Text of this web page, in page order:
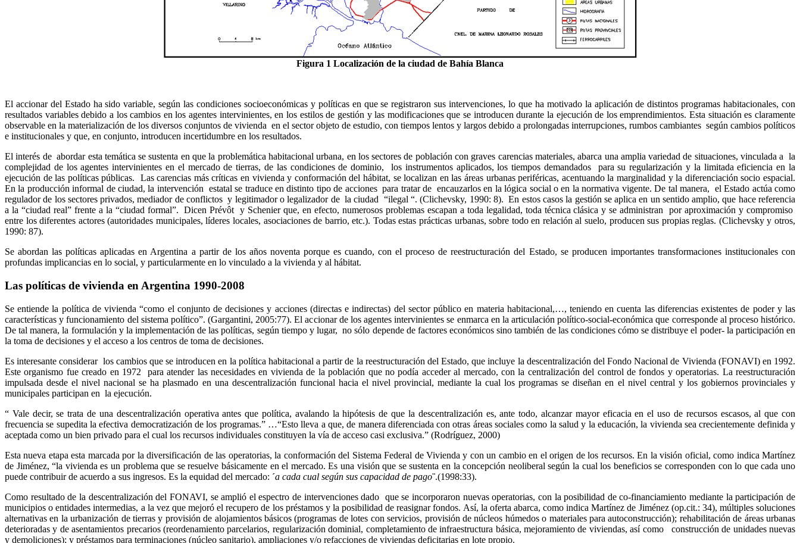
Figura 1 Localización de la ciudad de Bahía Blanca
El accionar del Estado ha sido variable, según las condiciones socioeconómicas y políticas en que se registraron sus intervenciones, lo que ha motivado la aplicación de distintos programas habitacionales, con
resultados variables debido a los cambios en los agentes intervinientes, en los estilos de gestión y las modificaciones que se introducen durante la ejecución de los emprendimientos. Esta situación es claramente
observable en la materialización de los diversos conjuntos de vivienda en el sector objeto de estudio, con tiempos lentos y largos debido a prolongadas interrupciones, rumbos cambiantes según cambios políticos
e institucionales y que, en conjunto, introducen incertidumbre en los resultados.
El interés de abordar esta temática se sustenta en que la problemática habitacional urbana, en los sectores de población con graves carencias materiales, abarca una amplia variedad de situaciones, vinculada a la
complejidad de los agentes intervinientes en el mercado de tierras, de las condiciones de dominio, los instrumentos aplicados, los tiempos demandados para su regularización y la limitada eficiencia en la
ejecución de las políticas públicas. Las carencias más críticas en vivienda y conformación del hábitat, se localizan en las áreas urbanas periféricas, acentuando la marginalidad y la diferenciación socio espacial.
En la producción informal de ciudad, la intervención estatal se traduce en distinto tipo de acciones para tratar de encauzarlos en la lógica social o en la normativa vigente. De tal manera, el Estado actúa como
regulador de los sectores privados, mediador de conflictos y legitimador o legalizador de la ciudad “ilegal “. (Clichevsky, 1990: 8). En estos casos la gestión se aplica en un sentido amplio, que hace referencia
a la “ciudad real” frente a la “ciudad formal”. Dicen Prévôt y Schenier que, en efecto, numerosos problemas escapan a toda legalidad, toda técnica clásica y se administran por aproximación y compromiso
entre los diferentes actores (autoridades municipales, líderes locales, asociaciones de barrio, etc.). Todas estas prácticas urbanas, sobre todo en relación al suelo, producen sus propias reglas. (Clichevsky y otros,
1990: 87).
Se abordan las políticas aplicadas en Argentina a partir de los años noventa porque es cuando, con el proceso de reestructuración del Estado, se producen importantes transformaciones institucionales con
profundas implicancias en lo social, y particularmente en lo vinculado a la vivienda y al hábitat.
Las políticas de vivienda en Argentina 1990-2008
Se entiende la política de vivienda “como el conjunto de decisiones y acciones (directas e indirectas) del sector público en materia habitacional,…, teniendo en cuenta las diferencias existentes de poder y las
características y funcionamiento del sistema político”. (Gargantini, 2005:77). El accionar de los agentes intervinientes se enmarca en la articulación político-social-económica que corresponde al proceso histórico.
De tal manera, la formulación y la implementación de las políticas, según tiempo y lugar, no sólo depende de factores económicos sino también de las condiciones cómo se distribuye el poder- la participación en
la toma de decisiones y el acceso a los centros de toma de decisiones.
Es interesante considerar los cambios que se introducen en la política habitacional a partir de la reestructuración del Estado, que incluye la descentralización del Fondo Nacional de Vivienda (FONAVI) en 1992.
Este organismo fue creado en 1972 para atender las necesidades en vivienda de la población que no podía acceder al mercado, con la centralización del control de fondos y operatorias. La reestructuración
impulsada desde el nivel nacional se ha plasmado en una descentralización funcional hacia el nivel provincial, mediante la cual los programas se diseñan en el nivel central y los gobiernos provinciales y
municipales participan en la ejecución.
“ Vale decir, se trata de una descentralización operativa antes que política, avalando la hipótesis de que la descentralización es, ante todo, alcanzar mayor eficacia en el uso de recursos escasos, al que con
frecuencia se supedita la efectiva democratización de los programas.” …“Esto lleva a que, de manera diferenciada con otras áreas sociales como la salud y la educación, la vivienda sea crecientemente definida y
aceptada como un bien privado para el cual los recursos individuales constituyen la vía de acceso casi exclusiva.” (Rodríguez, 2000)
Esta nueva etapa esta marcada por la diversificación de las operatorias, la conformación del Sistema Federal de Vivienda y con un cambio en el origen de los recursos. En la visión oficial, como indica Martínez
de Jiménez, “la vivienda es un problema que se resuelve básicamente en el mercado. Es una visión que se sustenta en la concepción neoliberal según la cual los beneficios se corresponden con lo que cada uno
puede contribuir de acuerdo a sus ingresos. Es la equidad del mercado: ´a cada cual según sus capacidad de pago¨.(1998:33).
Como resultado de la descentralización del FONAVI, se amplió el espectro de intervenciones dado que se incorporaron nuevas operatorias, con la posibilidad de co-financiamiento mediante la participación de
municipios o entidades intermedias, a la vez que mejoró el recupero de los préstamos y la posibilidad de reasignar fondos. Así, la oferta abarca, como indica Martínez de Jiménez (op.cit.: 34), múltiples soluciones
alternativas en la urbanización de tierras y provisión de alojamientos básicos (programas de lotes con servicios, provisión de núcleos húmedos o materiales para autoconstrucción); rehabilitación de áreas urbanas
deterioradas y de asentamientos precarios (reordenamiento parcelarios, regularización dominial, completamiento de infraestructura básica, mejoramiento de viviendas, así como construcción de unidades nuevas
y demoliciones); y préstamos para terminaciones (núcleo sanitario), ampliaciones y/o refacciones de viviendas deficitarias en lote propio.